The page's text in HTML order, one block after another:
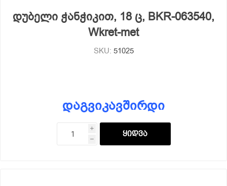
დუბელი ჭანჭიკით, 18 ც, BKR-063540,
Wkret-met
SKU: 51025
დაგვიკავშირდი
i
h